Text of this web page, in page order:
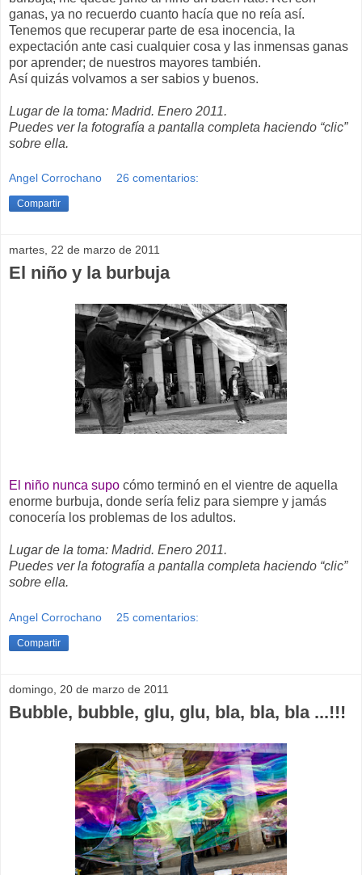
ganas, ya no recuerdo cuanto hacía que no reía así.
Tenemos que recuperar parte de esa inocencia, la
expectación ante casi cualquier cosa y las inmensas ganas
por aprender; de nuestros mayores también.
Así quizás volvamos a ser sabios y buenos.
Lugar de la toma: Madrid. Enero 2011.
Puedes ver la fotografía a pantalla completa haciendo “clic”
sobre ella.
Angel Corrochano 26 comentarios:
Compartir
martes, 22 de marzo de 2011
El niño y la burbuja
El niño nunca supo cómo terminó en el vientre de aquella
enorme burbuja, donde sería feliz para siempre y jamás
conocería los problemas de los adultos.
Lugar de la toma: Madrid. Enero 2011.
Puedes ver la fotografía a pantalla completa haciendo “clic”
sobre ella.
Angel Corrochano 25 comentarios:
Compartir
domingo, 20 de marzo de 2011
Bubble, bubble, glu, glu, bla, bla, bla ...!!!